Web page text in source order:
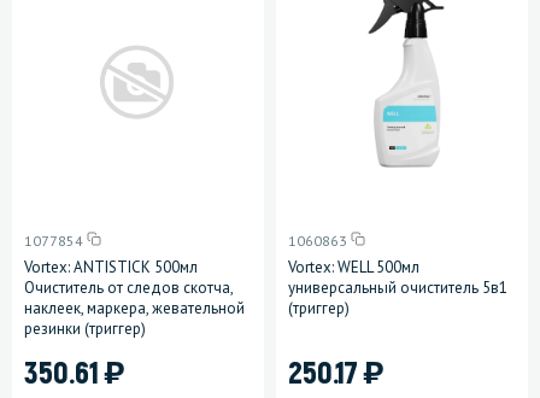
1077854
Vortex: ANTISTICK 500мл
Очиститель от следов скотча,
наклеек, маркера, жевательной
резинки (триггер)
350.61)
1060863
Vortex: WELL 500мл
универсальный очиститель 5в1
(триггер)
250.17)